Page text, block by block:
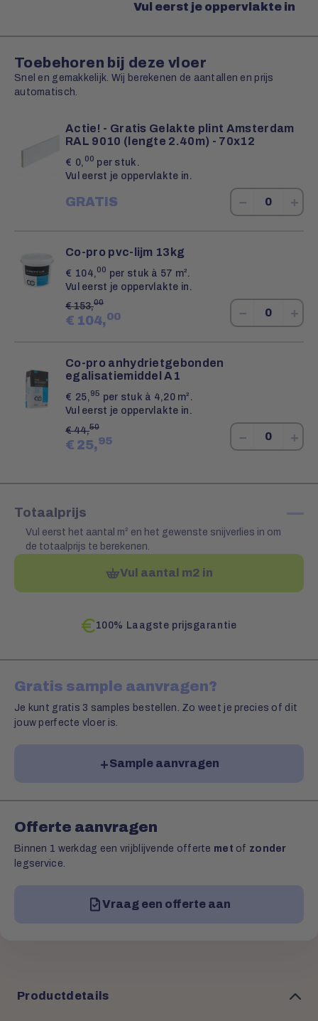
Vul eerst je oppervlakte in
Toebehoren bij deze vloer
Snel en gemakkelijk. Wij berekenen de aantallen en prijs
automatisch.
Actie! - Gratis Gelakte plint Amsterdam
RAL 9010 (lengte 2.40m) - 70x12
€ 0, 00 per stuk.
Vul eerst je oppervlakte in.
GRATIS − +
Co-pro pvc-lijm 13kg
€ 104, 00 per stuk à 57 m².
Vul eerst je oppervlakte in.
€153,00
€ 104,00 − +
Co-pro anhydrietgebonden
egalisatiemiddel A1
€ 25, 95 per stuk à 4,20 m².
Vul eerst je oppervlakte in.
€44,50
€ 25,95 − +
Totaalprijs —
Vul eerst het aantal m² en het gewenste snijverlies in om
de totaalprijs te berekenen.
Vul aantal m2 in
100% Laagste prijsgarantie
Gratis sample aanvragen?
Je kunt gratis 3 samples bestellen. Zo weet je precies of dit
jouw perfecte vloer is.
Sample aanvragen
Offerte aanvragen
Binnen 1 werkdag een vrijblijvende offerte met of zonder
legservice.
Vraag een offerte aan
Productdetails